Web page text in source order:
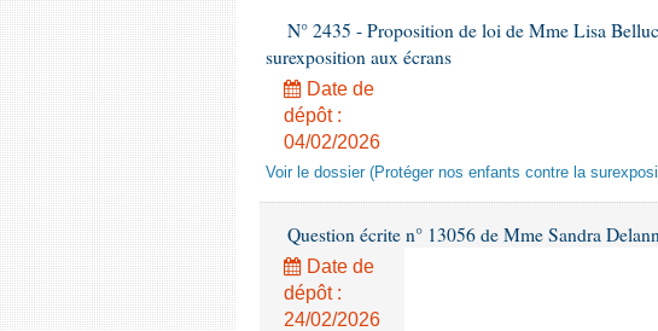
N° 2435 - Proposition de loi de Mme Lisa
surexposition aux écrans
Date de
dépôt :
04/02/2026
Voir le dossier (Protéger nos enfants contre la
Question écrite n° 13056 de Mme Sandra
Date de
dépôt :
24/02/2026